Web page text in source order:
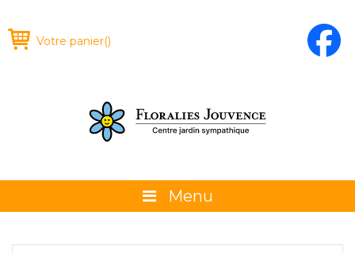
Votre panier()
Menu